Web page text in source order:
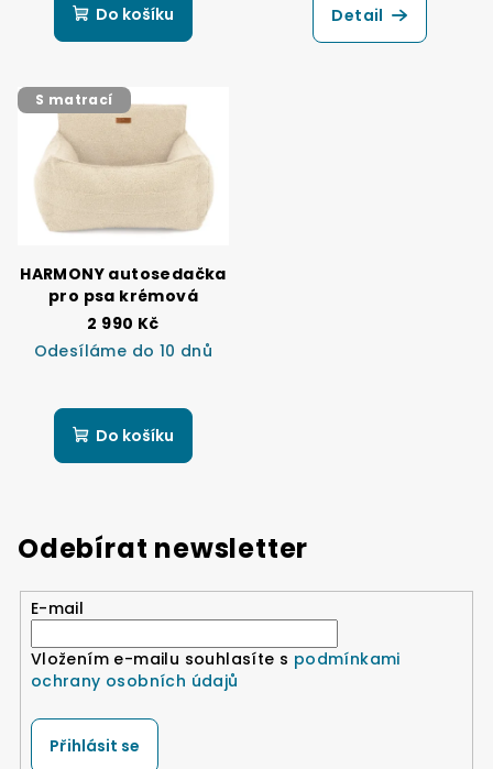
Do košíku Detail
S matrací
HARMONY autosedačka
pro psa krémová
2 990 Kč
Odesíláme do 10 dnů
Do košíku
Odebírat newsletter
E-mail
Vložením e-mailu souhlasíte s podmínkami
ochrany osobních údajů
Přihlásit se